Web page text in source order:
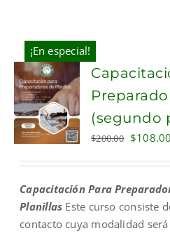
¡En especial!
ADD TO
CART
(segundo
$200.00 Original
$108.00
Capacitación Para
Planillas Este curso consiste
contacto cuya modalidad